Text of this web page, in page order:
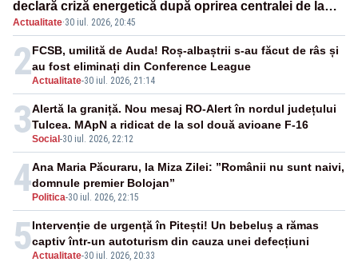
declară criză energetică după oprirea centralei de la
Paks
Actualitate·30 iul. 2026, 20:45
2Actualitate-30 iul. 2026, 21:14
FCSB, umilită de Auda! Roș-albaștrii s-au făcut de râs și
au fost eliminați din Conference League
3Social -30 iul. 2026, 22:12
Alertă la graniță. Nou mesaj RO-Alert în nordul județului
Tulcea. MApN a ridicat de la sol două avioane F-16
4 Politica-30 iul. 2026, 22:15
Ana Maria Păcuraru, la Miza Zilei: ”Românii nu sunt naivi,
domnule premier Bolojan”
5Actualitate-30 iul. 2026, 20:33
Intervenție de urgență în Pitești! Un bebeluș a rămas
captiv într-un autoturism din cauza unei defecțiuni